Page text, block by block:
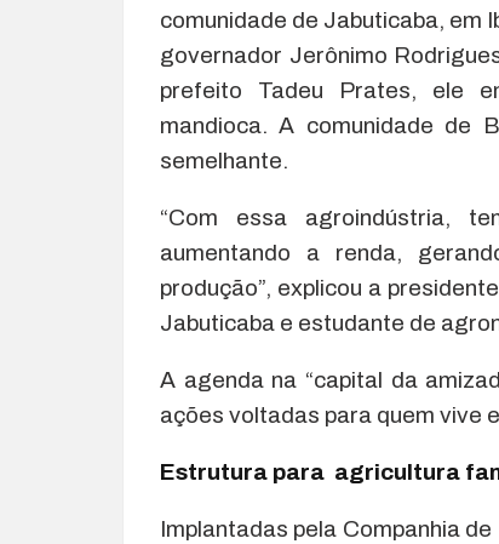
comunidade de Jabuticaba, em
governador Jerônimo
prefeito Tadeu Prates, ele
mandioca. A comunidade de
semelhante.
“Com essa agroindústria,
aumentando a renda,
produção”, explicou a
Jabuticaba e estudante de
A agenda na “capital da
ações voltadas para quem vive
Estrutura para agricultura
Implantadas pela Companhia